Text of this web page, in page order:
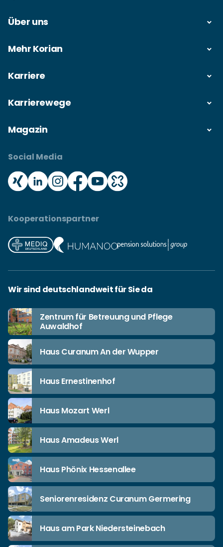
Über uns
Mehr Korian
Karriere
Karrierewege
Magazin
Social Media
Kooperationspartner
Wir sind deutschlandweit für Sie da
Zentrum für Betreuung und Pflege
Auwaldhof
Haus Curanum An der Wupper
Haus Ernestinenhof
Haus Mozart Werl
Haus Amadeus Werl
Haus Phönix Hessenallee
Seniorenresidenz Curanum Germering
Haus am Park Niedersteinebach